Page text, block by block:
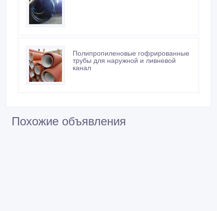
Полипропиленовые гофрированные
трубы для наружной и ливневой
канал
Похожие объявления